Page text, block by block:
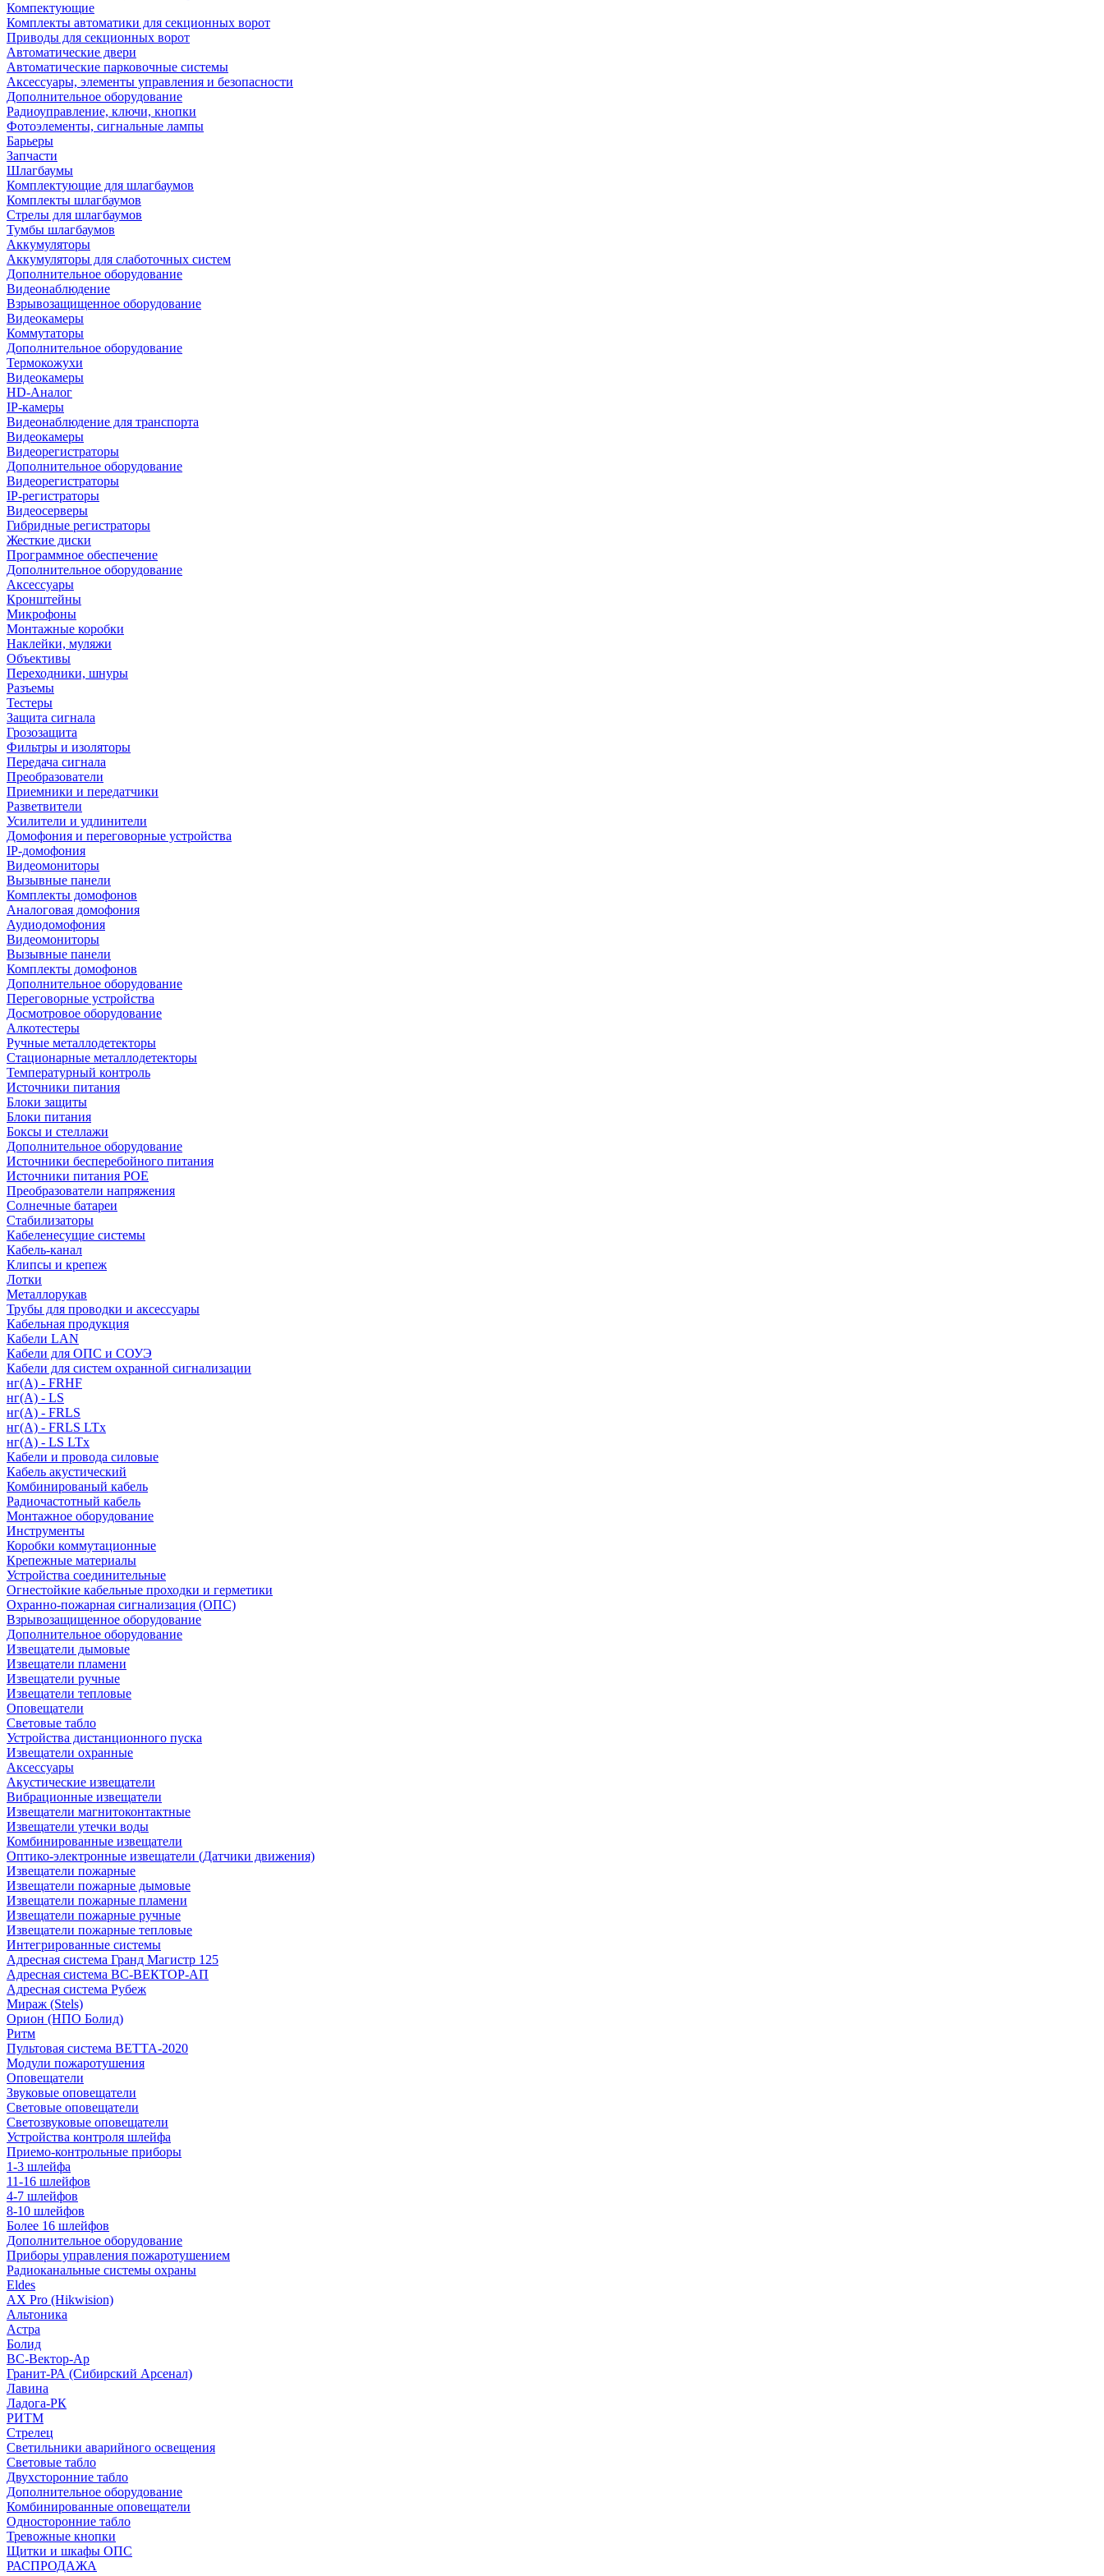
Компектующие
Комплекты автоматики для секционных ворот
Приводы для секционных ворот
Автоматические двери
Автоматические парковочные системы
Аксессуары, элементы управления и безопасности
Дополнительное оборудование
Радиоуправление, ключи, кнопки
Фотоэлементы, сигнальные лампы
Барьеры
Запчасти
Шлагбаумы
Комплектующие для шлагбаумов
Комплекты шлагбаумов
Стрелы для шлагбаумов
Тумбы шлагбаумов
Аккумуляторы
Аккумуляторы для слаботочных систем
Дополнительное оборудование
Видеонаблюдение
Взрывозащищенное оборудование
Видеокамеры
Коммутаторы
Дополнительное оборудование
Термокожухи
Видеокамеры
HD-Аналог
IP-камеры
Видеонаблюдение для транспорта
Видеокамеры
Видеорегистраторы
Дополнительное оборудование
Видеорегистраторы
IP-регистраторы
Видеосерверы
Гибридные регистраторы
Жесткие диски
Программное обеспечение
Дополнительное оборудование
Аксессуары
Кронштейны
Микрофоны
Монтажные коробки
Наклейки, муляжи
Объективы
Переходники, шнуры
Разъемы
Тестеры
Защита сигнала
Грозозащита
Фильтры и изоляторы
Передача сигнала
Преобразователи
Приемники и передатчики
Разветвители
Усилители и удлинители
Домофония и переговорные устройства
IP-домофония
Видеомониторы
Вызывные панели
Комплекты домофонов
Аналоговая домофония
Аудиодомофония
Видеомониторы
Вызывные панели
Комплекты домофонов
Дополнительное оборудование
Переговорные устройства
Досмотровое оборудование
Алкотестеры
Ручные металлодетекторы
Стационарные металлодетекторы
Температурный контроль
Источники питания
Блоки защиты
Блоки питания
Боксы и стеллажи
Дополнительное оборудование
Источники бесперебойного питания
Источники питания POE
Преобразователи напряжения
Солнечные батареи
Стабилизаторы
Кабеленесущие системы
Кабель-канал
Клипсы и крепеж
Лотки
Металлорукав
Трубы для проводки и аксессуары
Кабельная продукция
Кабели LAN
Кабели для ОПС и СОУЭ
Кабели для систем охранной сигнализации
нг(A) - FRHF
нг(A) - LS
нг(А) - FRLS
нг(А) - FRLS LTx
нг(А) - LS LTx
Кабели и провода силовые
Кабель акустический
Комбинированый кабель
Радиочастотный кабель
Монтажное оборудование
Инструменты
Коробки коммутационные
Крепежные материалы
Устройства соединительные
Огнестойкие кабельные проходки и герметики
Охранно-пожарная сигнализация (ОПС)
Взрывозащищенное оборудование
Дополнительное оборудование
Извещатели дымовые
Извещатели пламени
Извещатели ручные
Извещатели тепловые
Оповещатели
Световые табло
Устройства дистанционного пуска
Извещатели охранные
Аксессуары
Акустические извещатели
Вибрационные извещатели
Извещатели магнитоконтактные
Извещатели утечки воды
Комбинированные извещатели
Оптико-электронные извещатели (Датчики движения)
Извещатели пожарные
Извещатели пожарные дымовые
Извещатели пожарные пламени
Извещатели пожарные ручные
Извещатели пожарные тепловые
Интегрированные системы
Адресная система Гранд Магистр 125
Адресная система ВС-ВЕКТОР-АП
Адресная система Рубеж
Мираж (Stels)
Орион (НПО Болид)
Ритм
Пультовая система ВЕТТА-2020
Модули пожаротушения
Оповещатели
Звуковые оповещатели
Световые оповещатели
Светозвуковые оповещатели
Устройства контроля шлейфа
Приемо-контрольные приборы
1-3 шлейфа
11-16 шлейфов
4-7 шлейфов
8-10 шлейфов
Более 16 шлейфов
Дополнительное оборудование
Приборы управления пожаротушением
Радиоканальные системы охраны
Eldes
AX Pro (Hikwision)
Альтоника
Астра
Болид
ВС-Вектор-Ар
Гранит-РА (Сибирский Арсенал)
Лавина
Ладога-РК
РИТМ
Стрелец
Светильники аварийного освещения
Световые табло
Двухсторонние табло
Дополнительное оборудование
Комбинированные оповещатели
Односторонние табло
Тревожные кнопки
Щитки и шкафы ОПС
РАСПРОДАЖА